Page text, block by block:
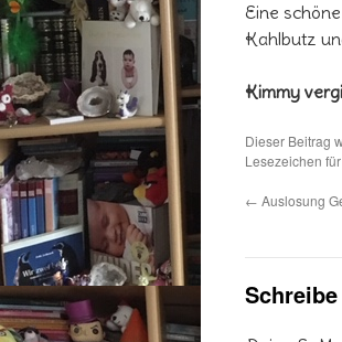
Eine
Kahlbutz
Kimmy
Dieser Beitrag
Lesezeichen
← Auslosung